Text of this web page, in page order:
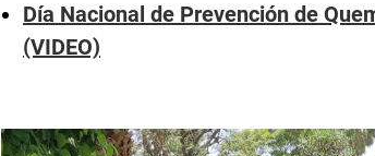
Día Nacional de Prevención de
(VIDEO)